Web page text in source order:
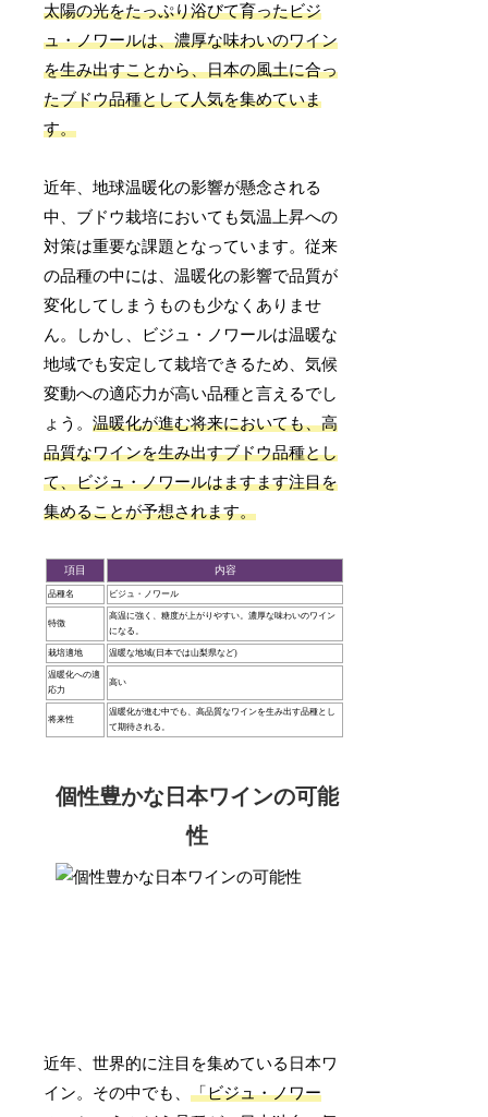
太陽の光をたっぷり浴びて育ったビジ
ュ・ノワールは、濃厚な味わいのワイン
を生み出すことから、日本の風土に合っ
たブドウ品種として人気を集めていま
す。
近年、地球温暖化の影響が懸念される
中、ブドウ栽培においても気温上昇への
対策は重要な課題となっています。従来
の品種の中には、温暖化の影響で品質が
変化してしまうものも少なくありませ
ん。しかし、ビジュ・ノワールは温暖な
地域でも安定して栽培できるため、気候
変動への適応力が高い品種と言えるでし
ょう。温暖化が進む将来においても、高
品質なワインを生み出すブドウ品種とし
て、ビジュ・ノワールはますます注目を
集めることが予想されます。
項目 内容
品種名 ビジュ・ノワール
特徴
高温に強く、糖度が上がりやすい。濃厚な味わいのワイン
になる。
栽培適地 温暖な地域(日本では山梨県など)
温暖化への適
応力
高い
将来性
温暖化が進む中でも、高品質なワインを生み出す品種とし
て期待される。
個性豊かな日本ワインの可能
性
近年、世界的に注目を集めている日本ワ
イン。その中でも、「ビジュ・ノワー